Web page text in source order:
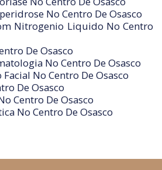
No Centro De Osasco
Nitrogenio Liquido No Centro
De Osasco
No Centro De Osasco
No Centro De Osasco
De Osasco
Centro De Osasco
No Centro De Osasco